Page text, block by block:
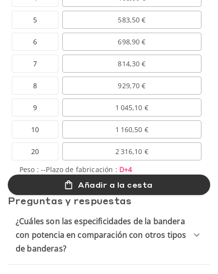
5
6
7
8
9
10
20
583,50 €
698,90 €
814,30 €
929,70 €
1 045,10 €
1 160,50 €
2 316,10 €
Peso :--Plazo de fabricación : D+4
Añadir a la cesta
Preguntas y respuestas
¿Cuáles son las especificidades de la bandera
con potencia en comparación con otros tipos
de banderas?